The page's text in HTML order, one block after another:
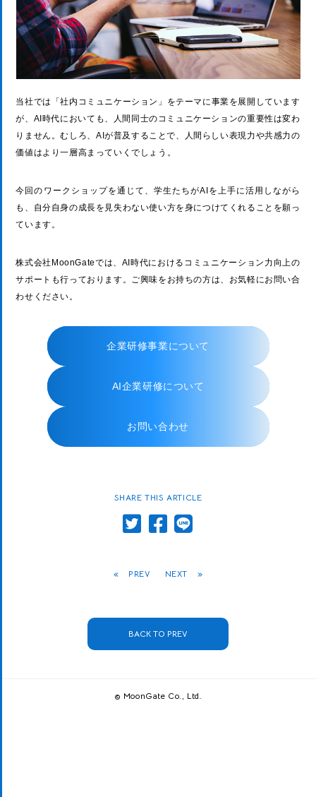
当社では「社内コミュニケーション」をテーマに事業を展開しています
が、AI時代においても、人間同士のコミュニケーションの重要性は変わ
りません。むしろ、AIが普及することで、人間らしい表現力や共感力の
価値はより一層高まっていくでしょう。
今回のワークショップを通じて、学生たちがAIを上手に活用しながら
も、自分自身の成長を見失わない使い方を身につけてくれることを願っ
ています。
株式会社MoonGateでは、AI時代におけるコミュニケーション力向上の
サポートも行っております。ご興味をお持ちの方は、お気軽にお問い合
わせください。
企業研修事業について
AI企業研修について
お問い合わせ
SHARE THIS ARTICLE
« PREV NEXT »
BACK TO PREV
© MoonGate Co., Ltd.